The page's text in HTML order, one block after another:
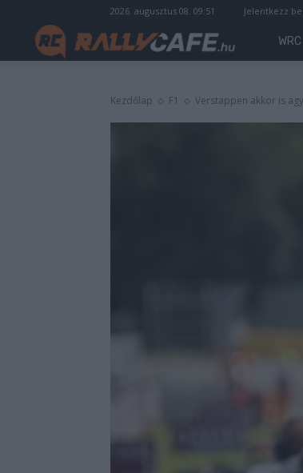
2026. augusztus 08. 09:51 Jelentkezz
WRC
Kezdőlap F1 Verstappen akkor is